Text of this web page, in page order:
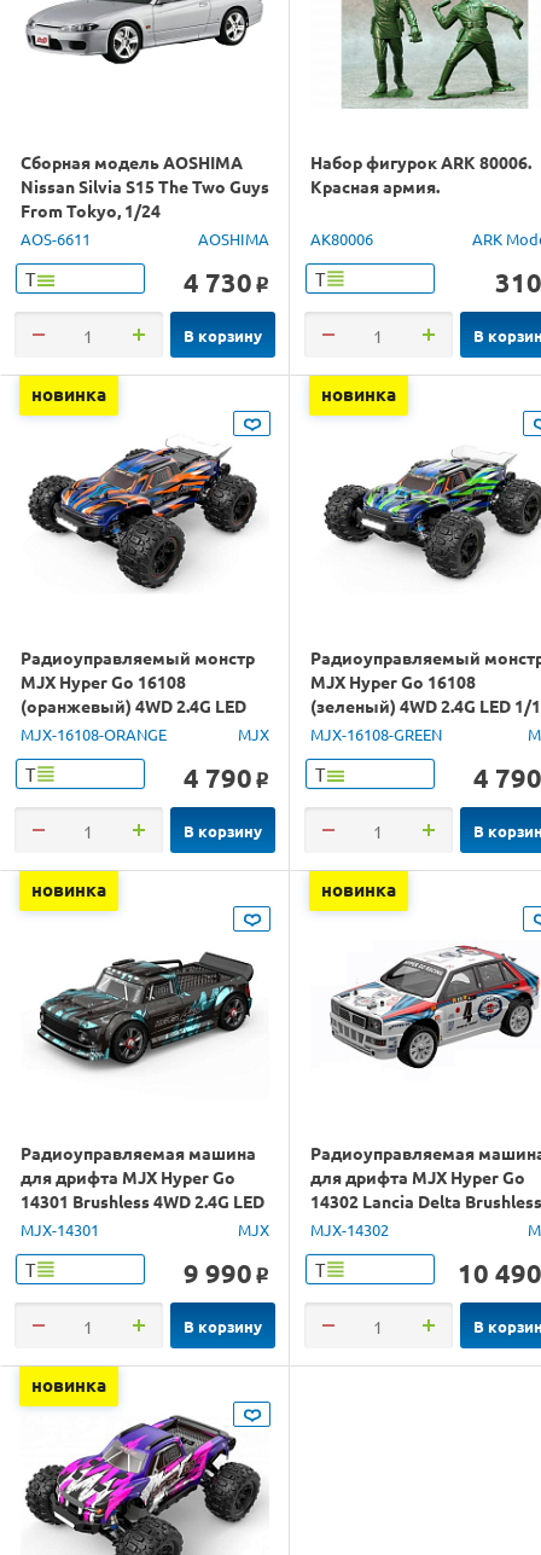
Сборная модель AOSHIMA
Nissan Silvia S15 The Two Guys
From Tokyo, 1/24
AOS-6611 AOSHIMA
Т 4 730 o
В корзину
Набор фигурок ARK 80006.
Красная армия.
AK80006 ARK
Т 310
В
новинка
Радиоуправляемый монстр
MJX Hyper Go 16108
(оранжевый) 4WD 2.4G LED
1/16 RTR
MJX-16108-ORANGE MJX
Т 4 790 o
В корзину
новинка
Радиоуправляемый
MJX Hyper Go 16108
(зеленый) 4WD 2.4G LED 1/
RTR
MJX-16108-GREEN
Т 4 790
В
новинка
Радиоуправляемая машина
для дрифта MJX Hyper Go
14301 Brushless 4WD 2.4G LED
1/14 RTR
MJX-14301 MJX
Т 9 990 o
В корзину
новинка
Радиоуправляемая
для дрифта MJX Hyper Go
14302 Lancia Delta Brushless
4WD 2.4G LED 1/14 RTR
MJX-14302
Т 10 490
В
новинка